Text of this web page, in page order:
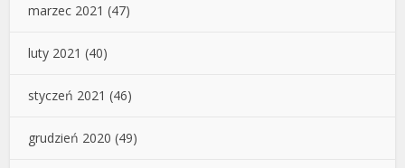
marzec 2021 (47)
luty 2021 (40)
styczeń 2021 (46)
grudzień 2020 (49)